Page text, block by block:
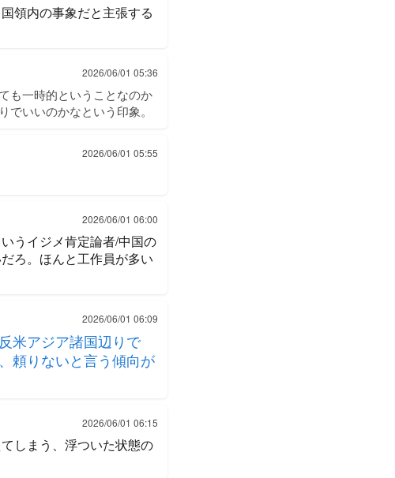
領内の事象だと主張する
2026/06/01 05:36
も一時的ということなのか
いいのかなという印象。
2026/06/01 05:55
2026/06/01 06:00
うイジメ肯定論者/中国の
ろ。ほんと工作員が多い
2026/06/01 06:09
米アジア諸国辺りで
頼りないと言う傾向が
2026/06/01 06:15
しまう、浮ついた状態の